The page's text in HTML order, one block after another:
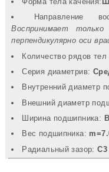
Направление
Воспринимает только
перпендикулярно оси
Количество рядов тел
Серия диаметрив:
Внутренний диаметр
Внешний диаметр
Ширина подшипника:
Вec подшипника:
Радиальный зазор: